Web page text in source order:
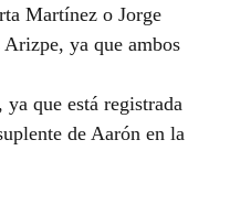
Martínez o Jorge
ya que ambos
que está registrada
de Aarón en la